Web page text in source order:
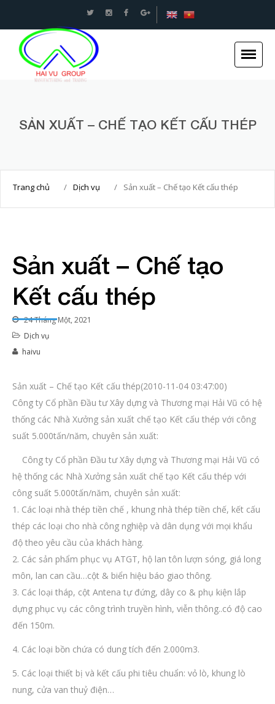
Giới thiệu
Dự án
Dịch vụ
An toàn Giao thông - Kết cấu thép Xây dựng -Hải
Vũ Group
SẢN XUẤT – CHẾ TẠO KẾT CẤU THÉP
Trang chủ / Dịch vụ / Sản xuất – Chế tạo Kết cấu thép
Sản xuất – Chế tạo
Kết cấu thép
24 Tháng Một, 2021
Dịch vụ
haivu
Sản xuất – Chế tạo Kết cấu thép(2010-11-04 03:47:00)
Công ty Cổ phần Đầu tư Xây dựng và Thương mại Hải Vũ có hệ
thống các Nhà Xưởng sản xuất chế tạo Kết cấu thép với công
suất 5.000tấn/năm, chuyên sản xuất:
Công ty Cổ phần Đầu tư Xây dựng và Thương mại Hải Vũ có
hệ thống các Nhà Xưởng sản xuất chế tạo Kết cấu thép với
công suất 5.000tấn/năm, chuyên sản xuất:
1. Các loại nhà thép tiền chế , khung nhà thép tiền chế, kết cấu
thép các loại cho nhà công nghiệp và dân dụng với mọi khẩu
độ theo yêu cầu của khách hàng.
2. Các sản phẩm phục vụ ATGT, hộ lan tôn lượn sóng, giá long
môn, lan can cầu…cột & biển hiệu báo giao thông.
3. Các loại tháp, cột Antena tự đứng, dây co & phụ kiện lắp
dựng phục vụ các công trình truyền hình, viễn thông..có độ cao
đến 150m.
4. Các loại bồn chứa có dung tích đến 2.000m3.
5. Các loại thiết bị và kết cấu phi tiêu chuẩn: vỏ lò, khung lò
nung, cửa van thuỷ điện…